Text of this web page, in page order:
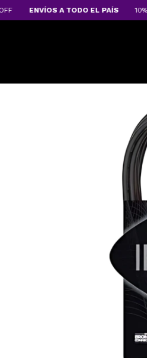
ENVÍOS A TODO EL PAÍS